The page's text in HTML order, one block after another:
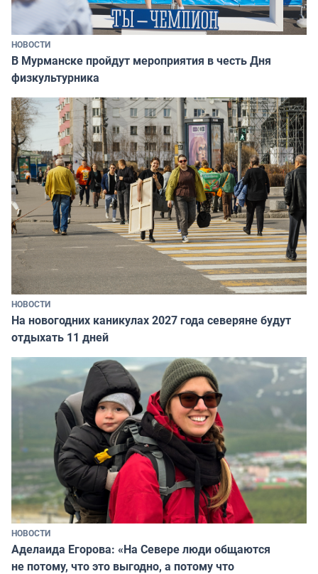
НОВОСТИ
В Мурманске пройдут мероприятия в честь Дня
физкультурника
НОВОСТИ
На новогодних каникулах 2027 года северяне будут
отдыхать 11 дней
НОВОСТИ
Аделаида Егорова: «На Севере люди общаются
не потому, что это выгодно, а потому что